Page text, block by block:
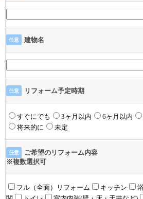
任意 建物名
任意 リフォーム予定時期
すぐにでも 3ヶ月以内 6ヶ月以内
将来的に
未定
任意
ご希望のリフォーム内容
※複数選択可
フル（全面）リフォーム キッチン